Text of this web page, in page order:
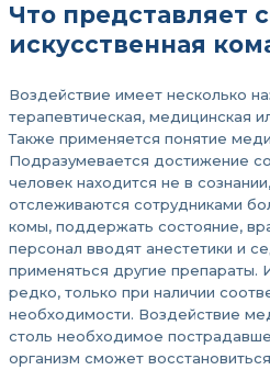
Что представляет
искусственная
Воздействие имеет несколько
терапевтическая, медицинская
Также применяется понятие
Подразумевается достижение
человек находится не в
отслеживаются сотрудниками
комы, поддержать состояние,
персонал вводят анестетики и
применяться другие препараты.
редко, только при наличии
необходимости. Воздействие
столь необходимое
организм сможет